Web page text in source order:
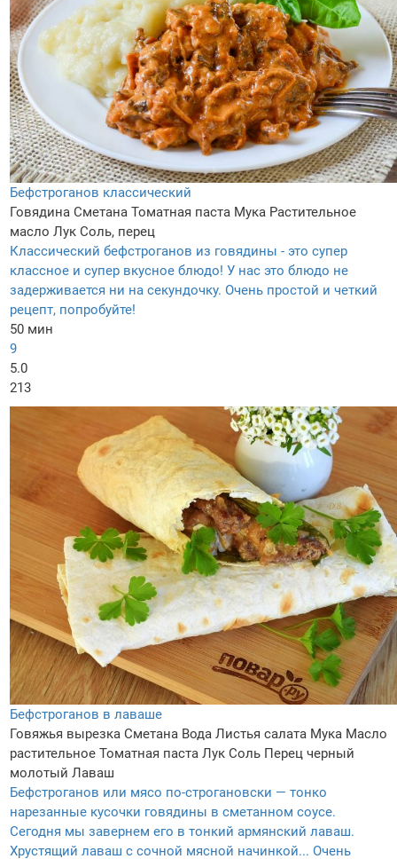
Бефстроганов классический
Говядина Сметана Томатная паста Мука Растительное
масло Лук Соль, перец
Классический бефстроганов из говядины - это супер
классное и супер вкусное блюдо! У нас это блюдо не
задерживается ни на секундочку. Очень простой и четкий
рецепт, попробуйте!
50 мин
9
5.0
213
Бефстроганов в лаваше
Говяжья вырезка Сметана Вода Листья салата Мука Масло
растительное Томатная паста Лук Соль Перец черный
молотый Лаваш
Бефстроганов или мясо по-строгановски — тонко
нарезанные кусочки говядины в сметанном соусе.
Сегодня мы завернем его в тонкий армянский лаваш.
Хрустящий лаваш с сочной мясной начинкой... Очень